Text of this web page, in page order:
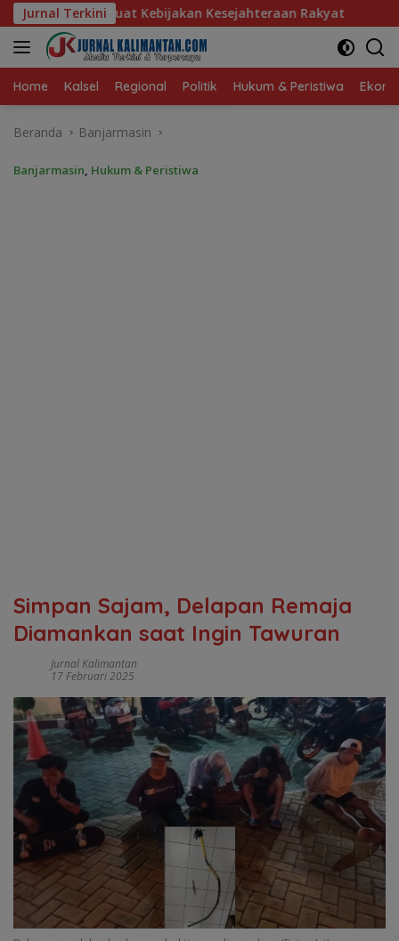
Langsung
ke
konten
Jurnal Terkini
Kesejahteraan Rakyat Baru 10 Persen, Aktivasi
Home Kalsel Regional Politik Hukum & Peristiwa
Beranda Banjarmasin
Banjarmasin, Hukum & Peristiwa
Simpan Sajam, Delapan Remaja
Diamankan saat Ingin Tawuran
Jurnal Kalimantan
17 Februari 2025